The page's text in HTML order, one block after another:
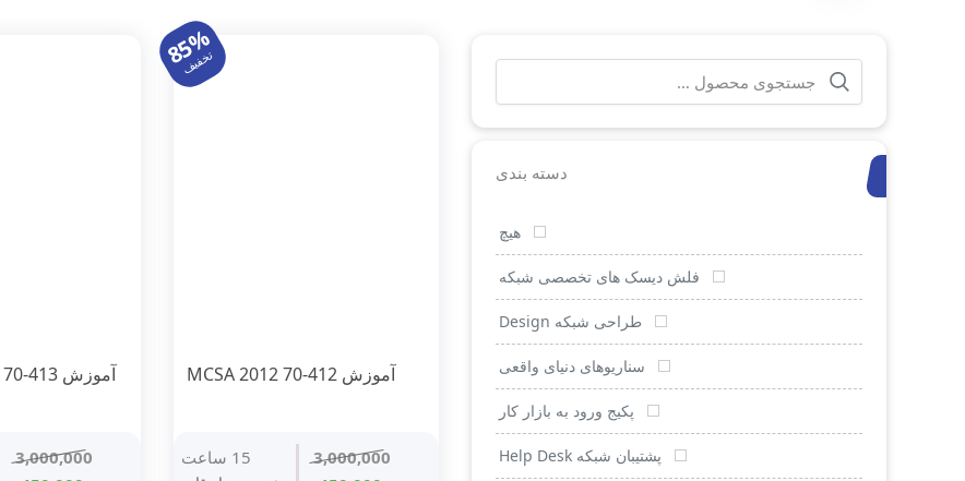
جستجو
برای:
دسته بندی
هیچ
فلش دیسک های تخصصی شبکه
طراحی شبکه Design
سناریوهای دنیای واقعی
پکیج ورود به بازار کار
پشتیبان شبکه Help Desk
85%
تخفیف
آموزش MCSA 2012 70-412
3,000,000
15 ساعت
آموزش MCSE 2012R2 70-413
3,000,000